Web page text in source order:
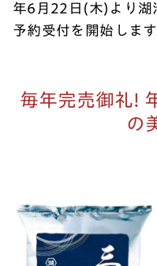
年6月22日(木)より湖
予約受付を開始します
毎年完売御礼!
の